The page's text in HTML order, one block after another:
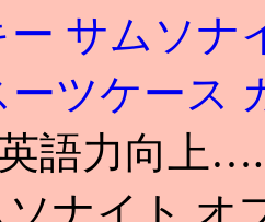
ー サムソナ
ーツケース
語力向上….
ソナイト オ